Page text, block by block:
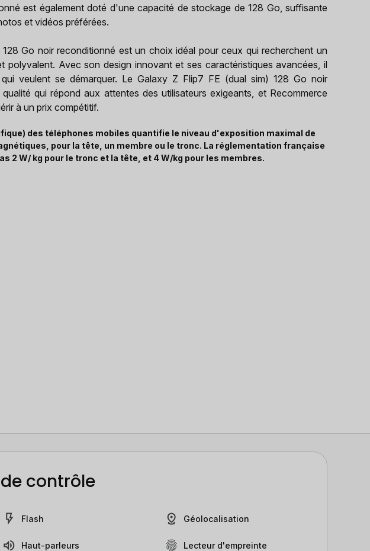
est également doté d'une capacité de stockage de 128 Go, suffisante
et vidéos préférées.
Go noir reconditionné est un choix idéal pour ceux qui recherchent un
polyvalent. Avec son design innovant et ses caractéristiques avancées, il
veulent se démarquer. Le Galaxy Z Flip7 FE (dual sim) 128 Go noir
qui répond aux attentes des utilisateurs exigeants, et Recommerce
à un prix compétitif.
des téléphones mobiles quantifie le niveau d'exposition maximal de
pour la tête, un membre ou le tronc. La réglementation française
2 W/ kg pour le tronc et la tête, et 4 W/kg pour les membres.
contrôle
Flash
Haut-parleurs
Géolocalisation
Lecteur d'empreinte